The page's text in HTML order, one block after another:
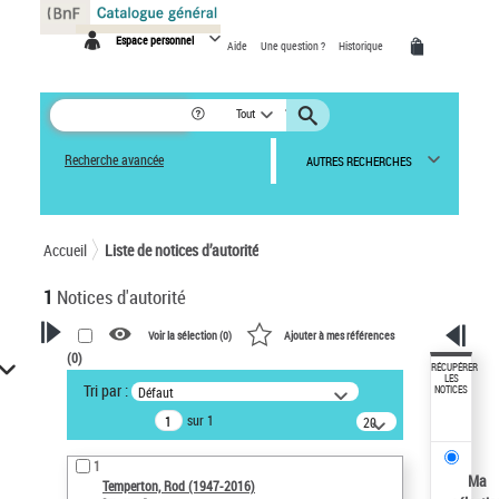
Espace personnel Aide Une question ? Historique
Tout
Recherche avancée AUTRES RECHERCHES
Accueil Liste de notices d’autorité
1 Notices d'autorité
VOTRE RECHERCHE
Recherche avancée dans les
notices d’autorité
Œuvres liées à l'auteur :
Temperton, Rod (1947-2016)
Voir la sélection (0) Ajouter à mes références
(0)
Tri par : Défaut
sur 1
20
résultats/page
1
Temperton, Rod (1947-2016)
RÉCUPÉRER
LES
NOTICES
Ma
Panneau de gestion des cookies